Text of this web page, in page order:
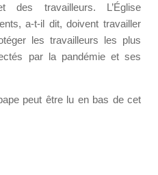
des travailleurs. L’Église
a-t-il dit, doivent travailler
les travailleurs les plus
par la pandémie et ses
peut être lu en bas de cet